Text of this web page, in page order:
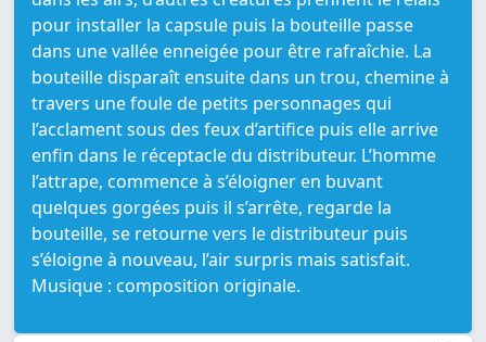
pour installer la capsule puis la bouteille passe
dans une vallée enneigée pour être rafraîchie. La
bouteille disparaît ensuite dans un trou, chemine à
travers une foule de petits personnages qui
l’acclament sous des feux d’artifice puis elle arrive
enfin dans le réceptacle du distributeur. L’homme
l’attrape, commence à s’éloigner en buvant
quelques gorgées puis il s’arrête, regarde la
bouteille, se retourne vers le distributeur puis
s’éloigne à nouveau, l’air surpris mais satisfait.
Musique : composition originale.